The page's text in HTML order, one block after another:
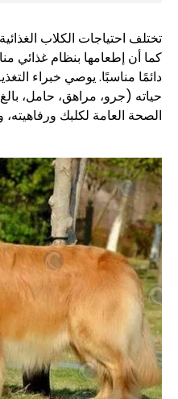
تختلف احتياجات الكلاب
كما أن إطعامها بنظام غذائي
دائمًا مناسبًا. يوصي خبراء
حياته (جرو، مراهق، حامل،
الصحة العامة لكلبك